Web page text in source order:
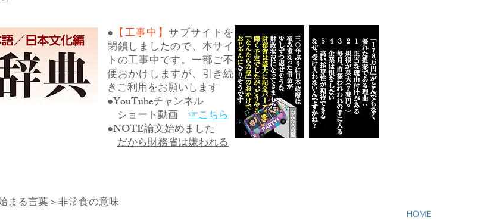
● 【工事中】サブサイトを
閉鎖しましたので、本サイ
トの工事中です。一部ご不
便おかけしますが、引き続
きご利用をお願いします
●YouTubeチャンネル
ショート動画 ☞こちら
●NOTE論文始めました
だから財務省は嫌われる
まる言葉＞非常食の意味
HOME